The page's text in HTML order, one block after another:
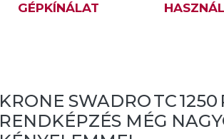
GÉPKÍNÁLAT
KRONE SWADRO TC 1250
RENDKÉPZÉS MÉG